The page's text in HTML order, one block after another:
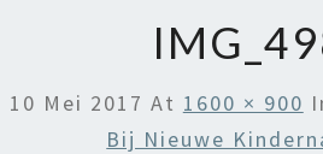
10 Mei 2017 At 1600 × 900
Bij Nieuwe